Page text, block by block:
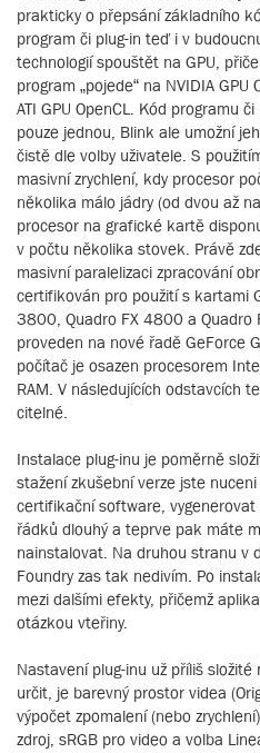
prakticky o přepsání základního
program či plug-in teď i v
technologií spouštět na GPU,
program „pojede“ na NVIDIA GPU
ATI GPU OpenCL. Kód programu
pouze jednou, Blink ale umožní
čistě dle volby uživatele. S
masivní zrychlení, kdy procesor
několika málo jádry (od dvou až
procesor na grafické kartě
v počtu několika stovek. Právě
masivní paralelizaci zpracování
certifikován pro použití s kartami
3800, Quadro FX 4800 a
proveden na nové řadě GeForce
počítač je osazen procesorem
RAM. V následujících odstavcích
citelné.
Instalace plug-inu je poměrně
stažení zkušební verze jste
certifikační software,
řádků dlouhý a teprve pak máte
nainstalovat. Na druhou stranu v
Foundry zas tak nedivím. Po
mezi dalšími efekty, přičemž
otázkou vteřiny.
Nastavení plug-inu už příliš
určit, je barevný prostor videa
výpočet zpomalení (nebo
zdroj, sRGB pro video a volba